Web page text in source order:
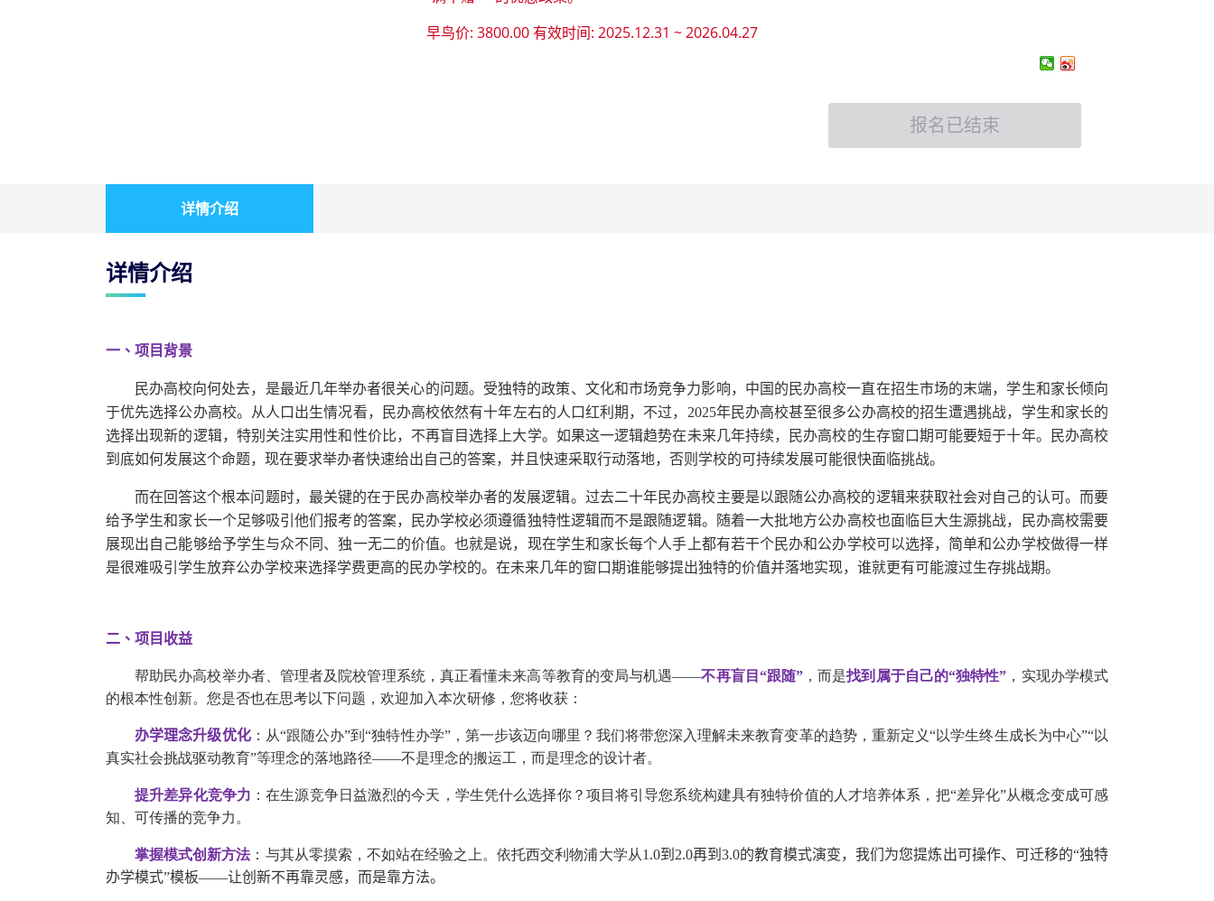
早鸟价: 3800.00有效时间: 2025.12.31 ~ 2026.04.27
报名已结束
详情介绍
详情介绍
一、项目背景
民办高校向何处去，是最近几年举办者很关心的问题。受独特的政策、文化和市场竞争力影响，中国的民办高校一直在招生市场的末端，学生和家长倾向
于优先选择公办高校。从人口出生情况看，民办高校依然有十年左右的人口红利期，不过， 2025年民办高校甚至很多公办高校的招生遭遇挑战，学生和家长的
选择出现新的逻辑，特别关注实用性和性价比，不再盲目选择上大学。如果这一逻辑趋势在未来几年持续，民办高校的生存窗口期可能要短于十年。民办高校
到底如何发展这个命题，现在要求举办者快速给出自己的答案，并且快速采取行动落地，否则学校的可持续发展可能很快面临挑战。
而在回答这个根本问题时，最关键的在于民办高校举办者的发展逻辑。过去二十年民办高校主要是以跟随公办高校的逻辑来获取社会对自己的认可。而要
给予学生和家长一个足够吸引他们报考的答案，民办学校必须遵循独特性逻辑而不是跟随逻辑。随着一大批地方公办高校也面临巨大生源挑战，民办高校需要
展现出自己能够给予学生与众不同、独一无二的价值。也就是说，现在学生和家长每个人手上都有若干个民办和公办学校可以选择，简单和公办学校做得一样
是很难吸引学生放弃公办学校来选择学费更高的民办学校的。在未来几年的窗口期谁能够提出独特的价值并落地实现，谁就更有可能渡过生存挑战期。
二、项目收益
帮助民办高校举办者、管理者及院校管理系统，真正看懂未来高等教育的变局与机遇——不再盲目“跟随” ，而是找到属于自己的“独特性” ，实现办学模式
的根本性创新。您是否也在思考以下问题，欢迎加入本次研修，您将收获：
办学理念升级优化：从“跟随公办”到“独特性办学”，第一步该迈向哪里？我们将带您深入理解未来教育变革的趋势，重新定义“以学生终生成长为中心”“以
真实社会挑战驱动教育”等理念的落地路径——不是理念的搬运工，而是理念的设计者。
提升差异化竞争力 ：在生源竞争日益激烈的今天，学生凭什么选择你？项目将引导您系统构建具有独特价值的人才培养体系，把“差异化”从概念变成可感
知、可传播的竞争力。
掌握模式创新方法：与其从零摸索，不如站在经验之上。依托西交利物浦大学从1.0到2.0再到3.0的教育模式演变，我们为您提炼出可操作、可迁移的“独特
办学模式”模板——让创新不再靠灵感，而是靠方法。